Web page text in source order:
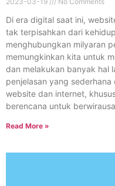
Di era digital saat ini,
tak terpisahkan dari
menghubungkan milyaran
memungkinkan kita untuk
dan melakukan banyak hal
penjelasan yang
website dan internet,
berencana untuk
Read More »